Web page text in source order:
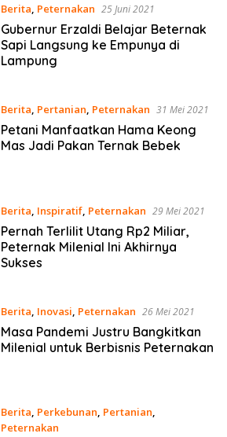
Berita, Peternakan 25 Juni 2021
Gubernur Erzaldi Belajar Beternak
Sapi Langsung ke Empunya di
Lampung
Berita, Pertanian, Peternakan 31 Mei 2021
Petani Manfaatkan Hama Keong
Mas Jadi Pakan Ternak Bebek
Berita, Inspiratif, Peternakan 29 Mei 2021
Pernah Terlilit Utang Rp2 Miliar,
Peternak Milenial Ini Akhirnya
Sukses
Berita, Inovasi, Peternakan 26 Mei 2021
Masa Pandemi Justru Bangkitkan
Milenial untuk Berbisnis Peternakan
Berita, Perkebunan, Pertanian,
Peternakan